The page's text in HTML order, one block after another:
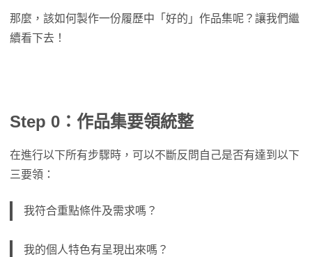
那麼，該如何製作一份履歷中「好的」作品集呢？讓我們繼
續看下去！
Step 0：作品集要領統整
在進行以下所有步驟時，可以不斷反問自己是否有達到以下
三要領：
我符合重點條件及需求嗎？
我的個人特色有呈現出來嗎？